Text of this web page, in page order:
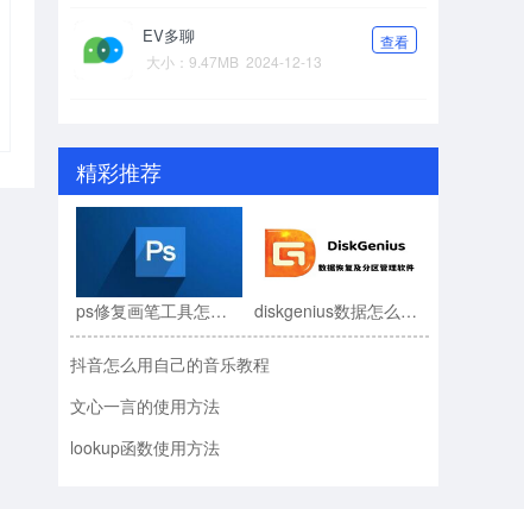
EV多聊
大小：9.47MB 2024-12-13
查看
精彩推荐
ps修复画笔工具怎么用?ps修复画笔工具使用教程 diskgenius数据怎么恢复?diskgenius数据恢复教程
抖音怎么用自己的音乐教程
文心一言的使用方法
lookup函数使用方法